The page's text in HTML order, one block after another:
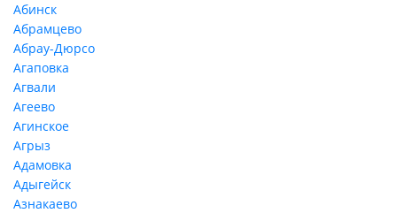
Абинск
Абрамцево
Абрау-Дюрсо
Агаповка
Агвали
Агеево
Агинское
Агрыз
Адамовка
Адыгейск
Азнакаево